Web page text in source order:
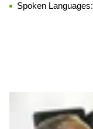
Spoken Languages: